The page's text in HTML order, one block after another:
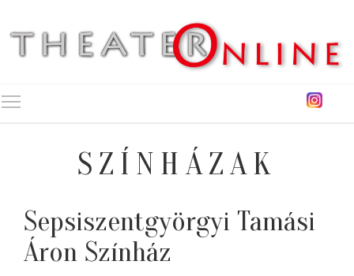
SZÍNHÁZAK
Sepsiszentgyörgyi Tamási
Áron Színház